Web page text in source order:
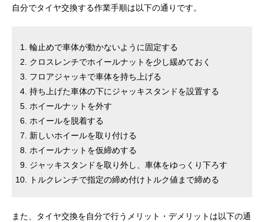
自分でタイヤ交換する作業手順は以下の通りです。
輪止めで車体が動かないように固定する
クロスレンチでホイールナットを少し緩めておく
フロアジャッキで車体を持ち上げる
持ち上げた車体の下にジャッキスタンドを設置する
ホイールナットを外す
ホイールを脱着する
新しいホイールを取り付ける
ホイールナットを仮締めする
ジャッキスタンドを取り外し、車体をゆっくり下ろす
トルクレンチで指定の締め付けトルク値まで締める
また、タイヤ交換を自分で行うメリット・デメリットは以下の通